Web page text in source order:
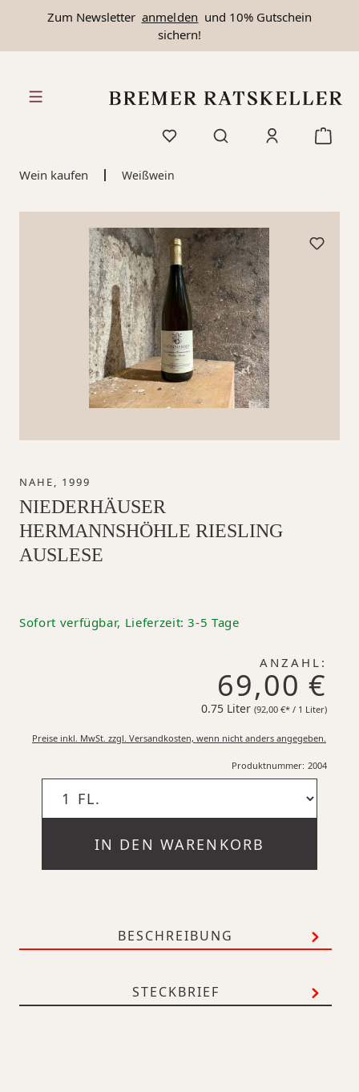
springen
Zum Newsletter anmelden und 10% Gutschein
sichern!
Wein kaufen Weißwein
NAHE, 1999
NIEDERHÄUSER
HERMANNSHÖHLE RIESLING
AUSLESE
Sofort verfügbar, Lieferzeit: 3-5 Tage
ANZAHL:
69,00 €
0.75 Liter (92,00 €* / 1 Liter)92,00
Preise inkl. MwSt. zzgl. Versandkosten, wenn nicht anders angegeben.
Produktnummer: 2004
IN DEN WARENKORB
BESCHREIBUNG
STECKBRIEF